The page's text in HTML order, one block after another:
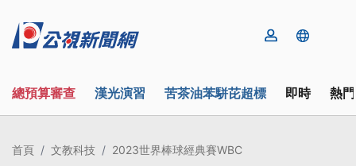
總預算審查 漢光演習 苦茶油苯駢芘超標 即時 熱
首頁 文教科技 2023世界棒球經典賽WBC